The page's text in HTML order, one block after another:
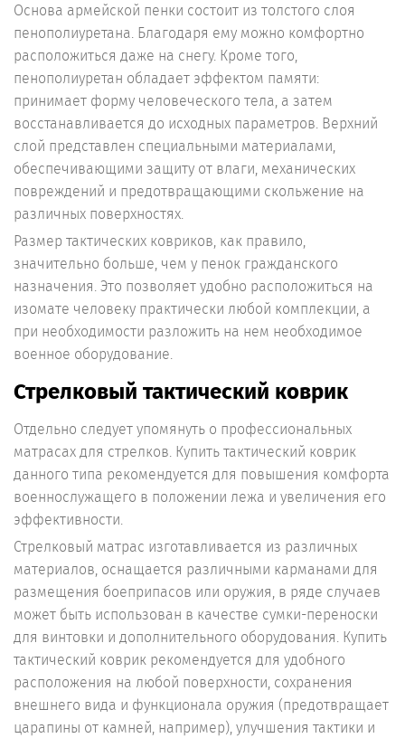
Основа армейской пенки состоит из толстого слоя
пенополиуретана. Благодаря ему можно комфортно
расположиться даже на снегу. Кроме того,
пенополиуретан обладает эффектом памяти:
принимает форму человеческого тела, а затем
восстанавливается до исходных параметров. Верхний
слой представлен специальными материалами,
обеспечивающими защиту от влаги, механических
повреждений и предотвращающими скольжение на
различных поверхностях.
Размер тактических ковриков, как правило,
значительно больше, чем у пенок гражданского
назначения. Это позволяет удобно расположиться на
изомате человеку практически любой комплекции, а
при необходимости разложить на нем необходимое
военное оборудование.
Стрелковый тактический коврик
Отдельно следует упомянуть о профессиональных
матрасах для стрелков. Купить тактический коврик
данного типа рекомендуется для повышения комфорта
военнослужащего в положении лежа и увеличения его
эффективности.
Стрелковый матрас изготавливается из различных
материалов, оснащается различными карманами для
размещения боеприпасов или оружия, в ряде случаев
может быть использован в качестве сумки-переноски
для винтовки и дополнительного оборудования. Купить
тактический коврик рекомендуется для удобного
расположения на любой поверхности, сохранения
внешнего вида и функционала оружия (предотвращает
царапины от камней, например), улучшения тактики и